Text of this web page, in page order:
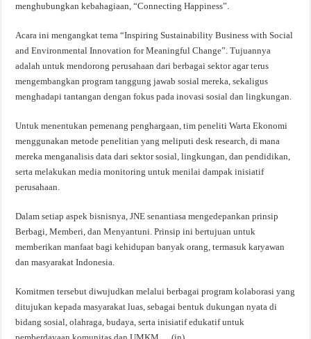
menghubungkan kebahagiaan, “Connecting Happiness”.
Acara ini mengangkat tema “Inspiring Sustainability Business with Social
and Environmental Innovation for Meaningful Change”. Tujuannya
adalah untuk mendorong perusahaan dari berbagai sektor agar terus
mengembangkan program tanggung jawab sosial mereka, sekaligus
menghadapi tantangan dengan fokus pada inovasi sosial dan lingkungan.
Untuk menentukan pemenang penghargaan, tim peneliti Warta Ekonomi
menggunakan metode penelitian yang meliputi desk research, di mana
mereka menganalisis data dari sektor sosial, lingkungan, dan pendidikan,
serta melakukan media monitoring untuk menilai dampak inisiatif
perusahaan.
Dalam setiap aspek bisnisnya, JNE senantiasa mengedepankan prinsip
Berbagi, Memberi, dan Menyantuni. Prinsip ini bertujuan untuk
memberikan manfaat bagi kehidupan banyak orang, termasuk karyawan
dan masyarakat Indonesia.
Komitmen tersebut diwujudkan melalui berbagai program kolaborasi yang
ditujukan kepada masyarakat luas, sebagai bentuk dukungan nyata di
bidang sosial, olahraga, budaya, serta inisiatif edukatif untuk